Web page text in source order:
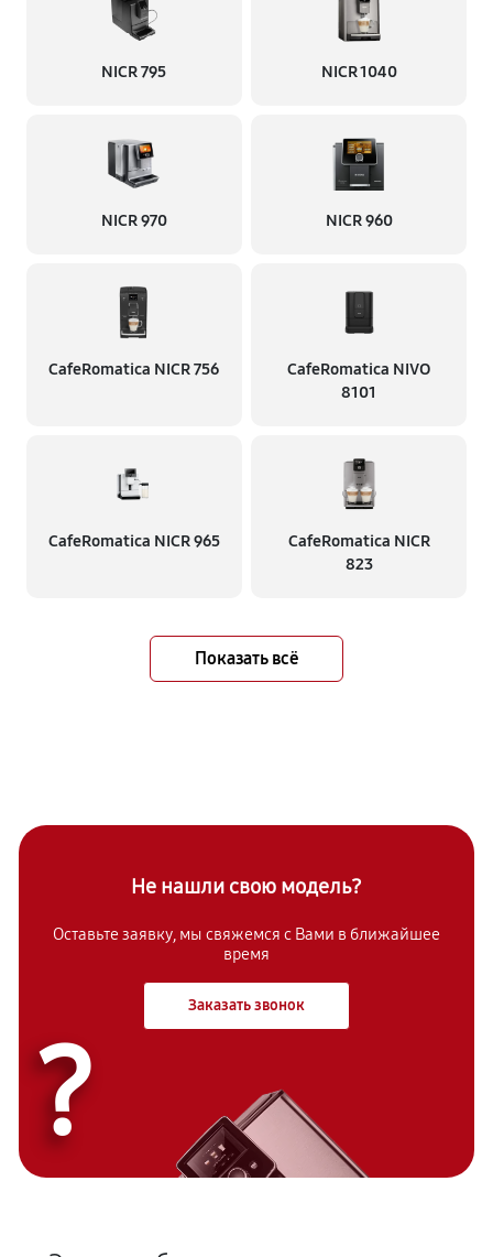
NICR 795 NICR 1040
NICR 970 NICR 960
CafeRomatica NICR 756
CafeRomatica NIVO
8101
CafeRomatica NICR 965
CafeRomatica NICR
823
Показать всё
Не нашли свою модель?
Оставьте заявку, мы свяжемся с Вами в ближайшее
время
Заказать звонок
?